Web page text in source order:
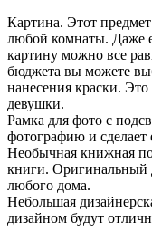
Картина. Этот
любой комнаты. Даже
картину можно все
бюджета вы можете
нанесения краски.
девушки.
Рамка для фото с
фотографию и
Необычная книжная
книги. Оригинальный
любого дома.
Небольшая
дизайном будут